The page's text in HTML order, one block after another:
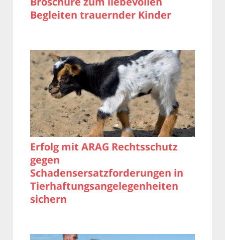
Begleiten trauernder Kinder
Erfolg mit ARAG Rechtsschutz
gegen
Schadensersatzforderungen in
Tierhaftungsangelegenheiten
sichern